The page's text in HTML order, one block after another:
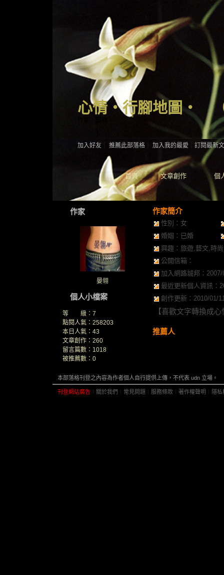
心情‧行腳地圖‧
首頁 文章創作 個
加入好友 推薦此部落格 加入我的最愛 訂閱最新
作家
晏翎
個人小檔案
等 級：7
點閱人氣：258203
本日人氣：43
文章創作：260
留言篇數：1018
被推薦數： 0
作家簡介
性別：女
婚姻：已婚
興趣：旅遊,藝文,時
公開信箱：
加入網路城邦：
最近更新個人資訊：
創作更新：2010/01/
【喜歡文字轉換成
推薦人
本部落格刊登之內容為作者個人自行提供上傳，不代表 udn 立場。
刊登網站廣告 關於我們 常見問題 服務條款 著作權聲明 隱